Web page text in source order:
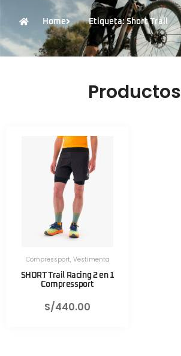
Home Etiqueta: Short Trail
Productos
Compressport, Vestimenta
SHORT Trail Racing 2 en 1
Compressport
S/440.00